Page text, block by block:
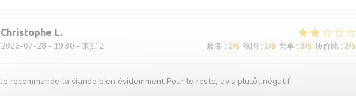
Christophe L
2026-07-28 - 19:30 - 来宾 2 服务 : 1/5 氛围 : 1/5 菜单: 3/5 质价比 : 2/5
Je recommande la viande bien évidemment Pour le reste, avis plutôt négatif